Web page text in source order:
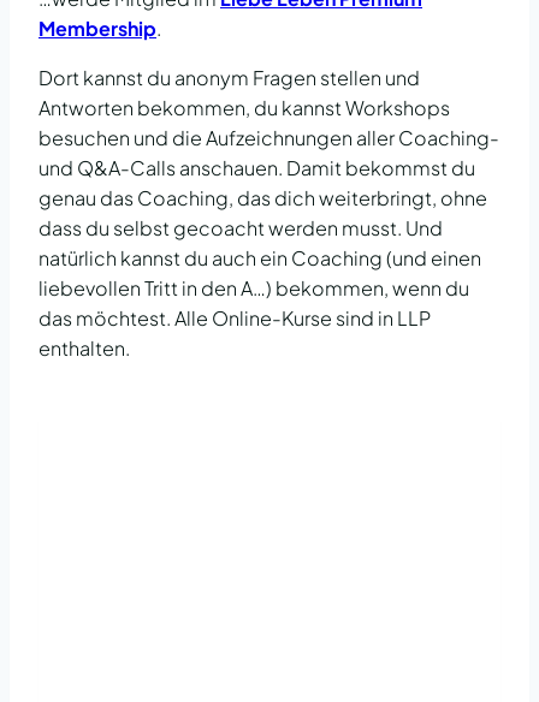
Membership.
Dort kannst du anonym Fragen stellen und
Antworten bekommen, du kannst Workshops
besuchen und die Aufzeichnungen aller Coaching-
und Q&A-Calls anschauen. Damit bekommst du
genau das Coaching, das dich weiterbringt, ohne
dass du selbst gecoacht werden musst. Und
natürlich kannst du auch ein Coaching (und einen
liebevollen Tritt in den A…) bekommen, wenn du
das möchtest. Alle Online-Kurse sind in LLP
enthalten.